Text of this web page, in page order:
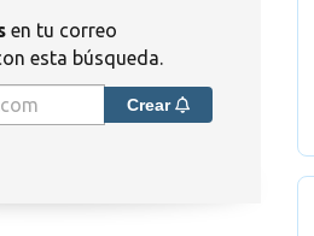
en tu correo
esta búsqueda.
Crear